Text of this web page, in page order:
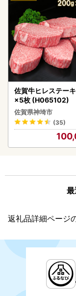
佐賀牛ヒレステー
×5枚 (H065102)
佐賀県神埼市
(35)
返礼品詳細ページ